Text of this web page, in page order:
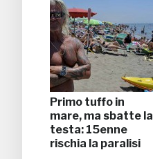
Primo tuffo in
mare, ma sbatte la
testa: 15enne
rischia la paralisi